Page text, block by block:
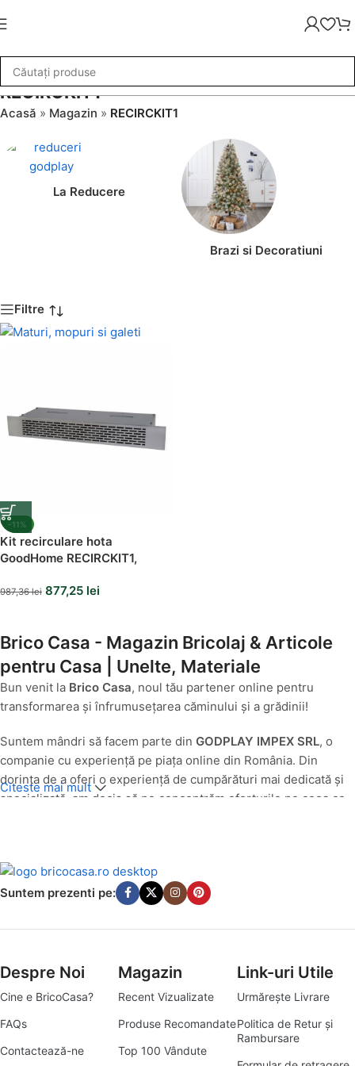
RECIRCKIT1
Acasă » Magazin » RECIRCKIT1
La Reducere
Brazi si Decoratiuni
Filtre
-11%
Kit recirculare hota
GoodHome RECIRCKIT1,
987,36lei 877,25 lei
Brico Casa - Magazin Bricolaj & Articole
pentru Casa | Unelte, Materiale
Bun venit la Brico Casa, noul tău partener online pentru
transformarea și înfrumusețarea căminului și a grădinii!
Suntem mândri să facem parte din GODPLAY IMPEX SRL, o
companie cu experiență pe piața online din România. Din
dorința de a oferi o experiență de cumpărături mai dedicată și
specializată, am decis să ne concentrăm eforturile pe ceea ce
O Nouă Identitate, Aceeași Pasiune pentru Calitate
iulie 2025, produsele noastre din categoriile casă
și grădină au fost comercializate cu succes sub egida
nostru de a servi cât mai bine nevoile specifice ale clienților
pasionați de amenajări interioare și exterioare, am transformat
platforma godplay.ro înbricocasa.ro. Această schimbare
reflectă mai bine misiunea noastră de a deveni destinația ta
principală pentru tot ce înseamnă bricolaj, amenajări și soluții
practice pentru un cămin armonios.
Citeste mai mult
Suntem prezenti pe:
Despre Noi
Cine e BricoCasa?
FAQs
Contactează-ne
Magazin
Recent Vizualizate
Produse Recomandate
Top 100 Vândute
Link-uri Utile
Urmărește Livrare
Politica de Retur și
Rambursare